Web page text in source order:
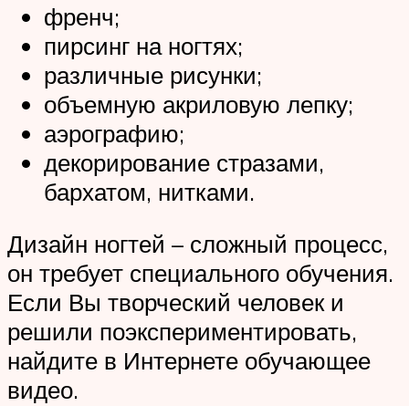
френч;
пирсинг на ногтях;
различные рисунки;
объемную акриловую лепку;
аэрографию;
декорирование стразами,
бархатом, нитками.
Дизайн ногтей – сложный процесс,
он требует специального обучения.
Если Вы творческий человек и
решили поэкспериментировать,
найдите в Интернете обучающее
видео.